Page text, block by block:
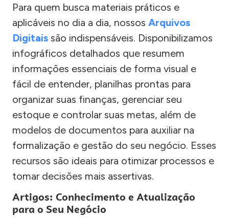
Para quem busca materiais práticos e
aplicáveis no dia a dia, nossos Arquivos
Digitais são indispensáveis. Disponibilizamos
infográficos detalhados que resumem
informações essenciais de forma visual e
fácil de entender, planilhas prontas para
organizar suas finanças, gerenciar seu
estoque e controlar suas metas, além de
modelos de documentos para auxiliar na
formalização e gestão do seu negócio. Esses
recursos são ideais para otimizar processos e
tomar decisões mais assertivas.
Artigos: Conhecimento e Atualização
para o Seu Negócio